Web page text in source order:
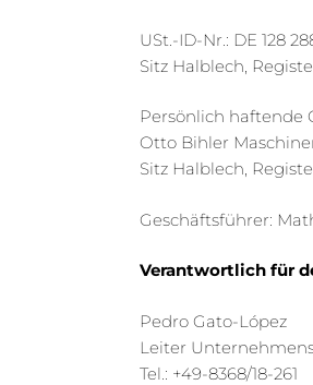
USt.-ID-Nr.: DE 128
Sitz Halblech,
Persönlich haftende
Otto Bihler
Sitz Halblech,
Geschäftsführer:
Verantwortlich für
Pedro Gato-López
Leiter
Tel.: +49-8368/18-261